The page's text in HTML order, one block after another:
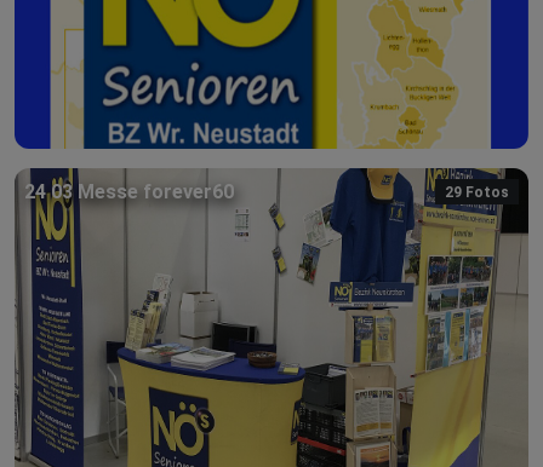
24 03 Messe forever60 29 Fotos